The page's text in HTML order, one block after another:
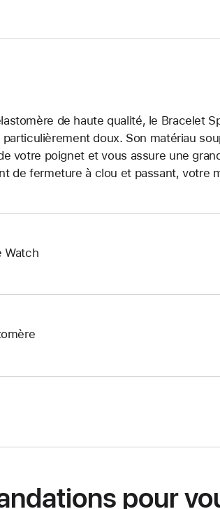
de haute qualité, le Bracelet
particulièrement doux. Son matériau
votre poignet et vous assure une
de fermeture à clou et passant, votre
Watch
pour